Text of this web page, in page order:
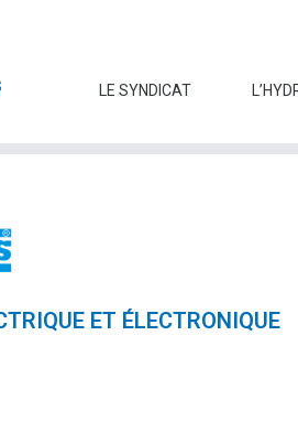
LE SYNDICAT
ET ÉLECTRONIQUE